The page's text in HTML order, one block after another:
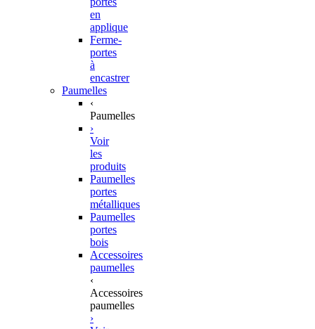
en
applique
Ferme-
portes
à
encastrer
Paumelles
‹
Paumelles
›
Voir
les
produits
Paumelles
portes
métalliques
Paumelles
portes
bois
Accessoires
paumelles
‹
Accessoires
paumelles
›